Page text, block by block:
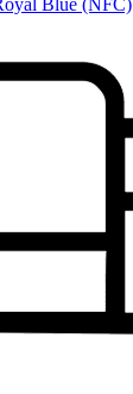
Blue (NFC)